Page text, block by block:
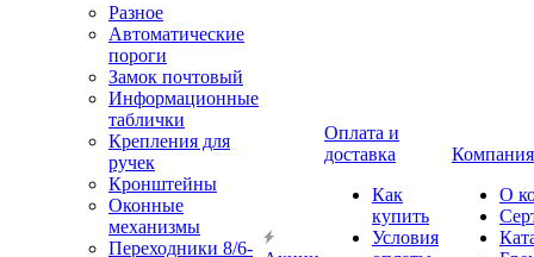
Разное
Автоматические
пороги
Замок почтовый
Информационные
таблички
Крепления для
ручек
Кронштейны
Оконные
механизмы
Переходники 8/6-
Оплата и
доставка
Как
купить
Условия
Компания
О